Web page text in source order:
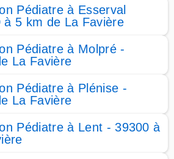
Pédiatre à Esserval
à 5 km de La Favière
Pédiatre à Molpré -
La Favière
Pédiatre à Plénise -
La Favière
Pédiatre à Lent - 39300 à